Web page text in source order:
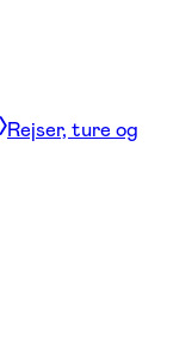
Rejser, ture og